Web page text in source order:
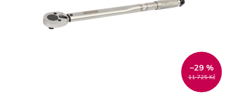
11 725 Kč
–29 %